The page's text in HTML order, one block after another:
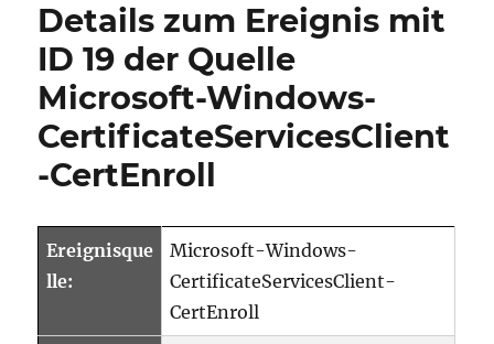
Details zum Ereignis mit
ID 19 der Quelle
Microsoft-Windows-
CertificateServicesClient
-CertEnroll
Ereignisque
lle:
Microsoft-Windows-
CertificateServicesClient-
CertEnroll